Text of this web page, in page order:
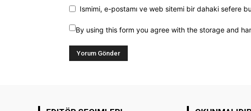
Ismimi, e-postamı ve web sitemi bir dahaki sefere
By using this form you agree with the storage and